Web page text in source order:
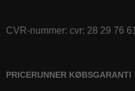
CVR-nummer: cvr: 28 29 76 61
PRICERUNNER KØBSGARANTI